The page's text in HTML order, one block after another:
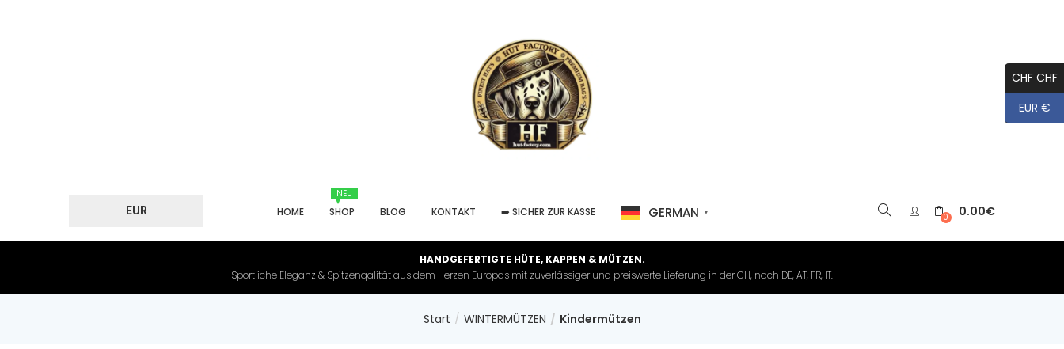
EUR HOME
NEU
SHOP BLOG KONTAKT ➡️ SICHER ZUR KASSE GERMAN ▼ 0 0.00€
HANDGEFERTIGTE HÜTE, KAPPEN & MÜTZEN.
Sportliche Eleganz & Spitzenqalität aus dem Herzen Europas mit zuverlässiger und preiswerte Lieferung in der CH, nach DE, AT, FR, IT.
Start WINTERMÜTZEN Kindermützen
CHF CHF
EUR €